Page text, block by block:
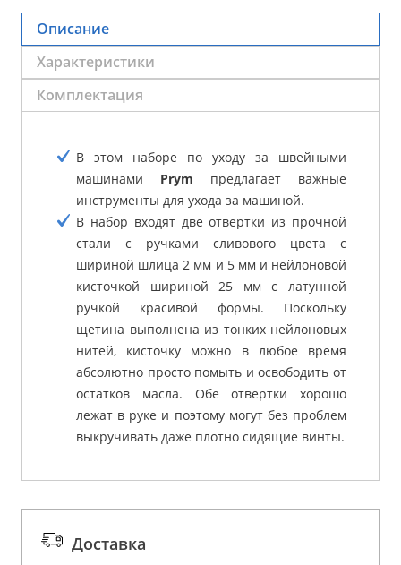
Описание
Характеристики
Комплектация
В этом наборе по уходу за швейными
машинами Prym предлагает важные
инструменты для ухода за машиной.
В набор входят две отвертки из прочной
стали с ручками сливового цвета с
шириной шлица 2 мм и 5 мм и нейлоновой
кисточкой шириной 25 мм с латунной
ручкой красивой формы. Поскольку
щетина выполнена из тонких нейлоновых
нитей, кисточку можно в любое время
абсолютно просто помыть и освободить от
остатков масла. Обе отвертки хорошо
лежат в руке и поэтому могут без проблем
выкручивать даже плотно сидящие винты.
Доставка